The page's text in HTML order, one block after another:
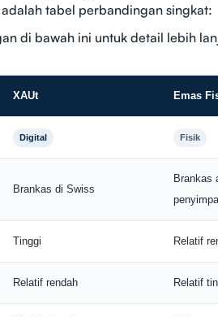
tabel perbandingan singkat:
di bawah ini untuk detail lebih
XAUt Emas
Digital Fisik
Brankas di Swiss
Brankas
Tinggi Relatif
Relatif rendah Relatif